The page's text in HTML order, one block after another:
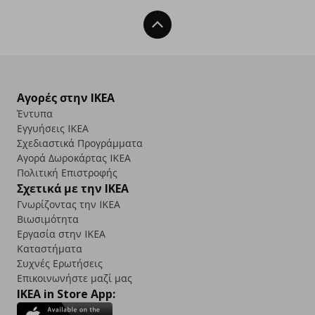
Back To Top
Αγορές στην IKEA
Έντυπα
Εγγυήσεις IKEA
Σχεδιαστικά Προγράμματα
Αγορά Δωρoκάρτας IKEA
Πολιτική Επιστροφής
Σχετικά με την IKEA
Γνωρίζοντας την IKEA
Βιωσιμότητα
Εργασία στην IKEA
Καταστήματα
Συχνές Ερωτήσεις
Επικοινωνήστε μαζί μας
IKEA in Store App: